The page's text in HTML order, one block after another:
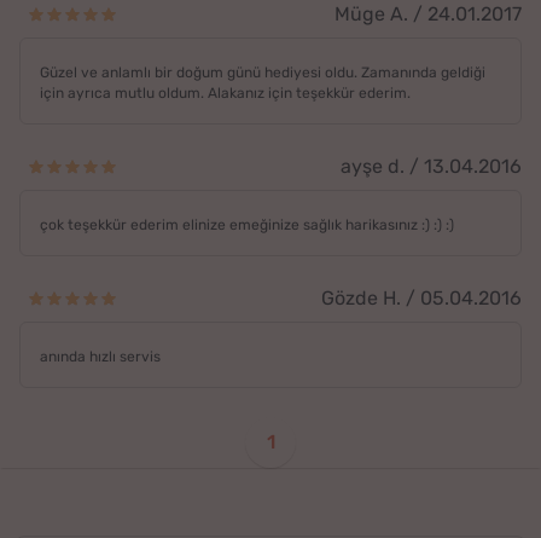
Müge A. / 24.01.2017
Güzel ve anlamlı bir doğum günü hediyesi oldu. Zamanında geldiği
için ayrıca mutlu oldum. Alakanız için teşekkür ederim.
ayşe d. / 13.04.2016
çok teşekkür ederim elinize emeğinize sağlık harikasınız :) :) :)
Gözde H. / 05.04.2016
anında hızlı servis
1